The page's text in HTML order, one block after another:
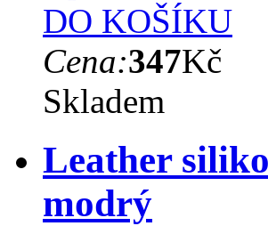
DO KOŠÍKU
Cena:347Kč
Skladem
Leather
modrý